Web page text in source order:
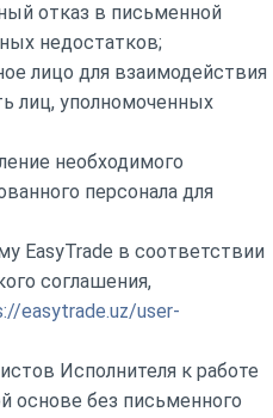
отказ в письменной
недостатков;
лицо для взаимодействия
лиц, уполномоченных
необходимого
персонала для
EasyTrade в соответствии
соглашения,
easytrade.uz/user-
Исполнителя к работе
основе без письменного